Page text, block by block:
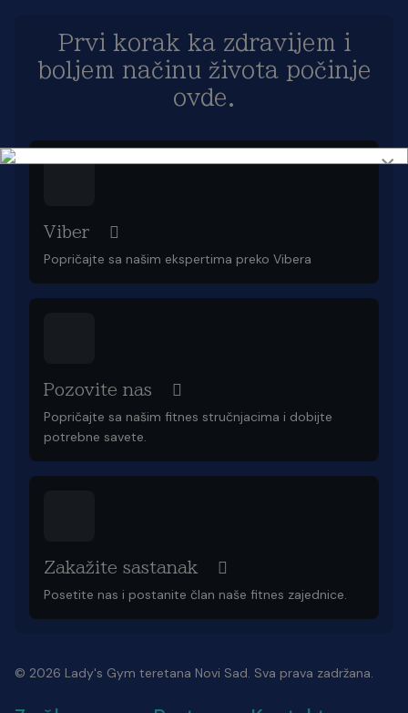
Prvi korak ka zdravijem i
boljem načinu života počinje
ovde.
Viber
Popričajte sa našim ekspertima preko Vibera
Pozovite nas
Popričajte sa našim fitnes stručnjacima i dobijte
potrebne savete.
Zakažite sastanak
Posetite nas i postanite član naše fitnes zajednice.
© 2026 Lady's Gym teretana Novi Sad. Sva prava zadržana.
×